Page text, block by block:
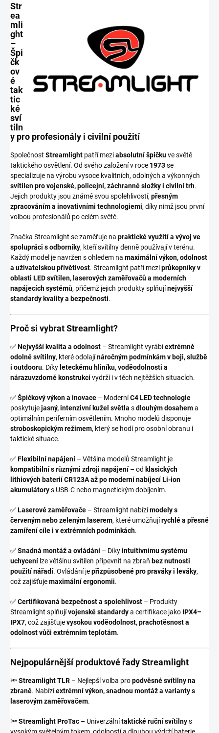
Str
ea
mli
ght
–
Špi
čk
ov
é
tak
tic
ké
sví
tiln
y pro profesionály i civilní použití
Společnost Streamlight patří meziabsolutní špičkuve světě
taktického osvětlení. Od svého založení v roce 1973se
specializuje na výrobu vysoce kvalitních, odolných a výkonných
svítilen pro vojenské, policejní, záchranné složky i civilní trh.
Jejich produkty jsou známé svou spolehlivostí, přesným
zpracováním a inovativními technologiemi, díky nimž jsou první
volbou profesionálů po celém světě.
Značka Streamlight se zaměřuje na praktické využití a vývoj ve
spolupráci s odborníky, kteří svítilny denně používají v terénu.
Každý model je navržen s ohledem na maximální výkon, odolnost
a uživatelskou přívětivost. Streamlight patří meziprůkopníky v
oblasti LED svítilen, laserových zaměřovačů a moderních
napájecích systémů, přičemž jejich produkty splňujínejvyšší
standardy kvality a bezpečnosti.
Proč si vybrat Streamlight?
✅Nejvyšší kvalita a odolnost – Streamlight vyrábíextrémně
odolné svítilny, které odolajínáročným podmínkám v boji, službě
i outdooru. Díky leteckému hliníku, voděodolnosti a
nárazuvzdorné konstrukci vydrží i v těch nejtěžších situacích.
✅Špičkový výkon a inovace – ModerníC4 LED technologie
poskytujejasný, intenzivní kužel světla sdlouhým dosahema
optimálním periferním osvětlením. Mnoho modelů disponuje
stroboskopickým režimem, který se hodí pro osobní obranu i
taktické situace.
✅Flexibilní napájení– Většina modelů Streamlight je
kompatibilní s různými zdroji napájení– od klasických
lithiových baterií CR123A až po moderní nabíjecí Li-ion
akumulátorys USB-C nebo magnetickým dobíjením.
✅Laserové zaměřovače – Streamlight nabízímodely s
červeným nebo zeleným laserem, které umožňujírychlé a přesné
zamíření cíle i v extrémních podmínkách.
✅Snadná montáž a ovládání– Díkyintuitivnímu systému
uchycenílze většinu svítilen připevnit na zbraň bez nutnosti
použití nářadí. Ovládání jepřizpůsobené pro praváky i leváky,
což zajišťujemaximální ergonomii.
✅Certifikovaná bezpečnost a spolehlivost – Produkty
Streamlight splňujívojenské standardya certifikace jako IPX4–
IPX7, což zajišťujevysokou voděodolnost, prachotěsnost a
odolnost vůči extrémním teplotám.
Nejpopulárnější produktové řady Streamlight
🔦Streamlight TLR – Nejlepší volba propodvěsné svítilny na
zbraně. Nabízíextrémní výkon, snadnou montáž a varianty s
laserovým zaměřovačem.
🔦Streamlight ProTac – Univerzálnítaktické ruční svítilnys